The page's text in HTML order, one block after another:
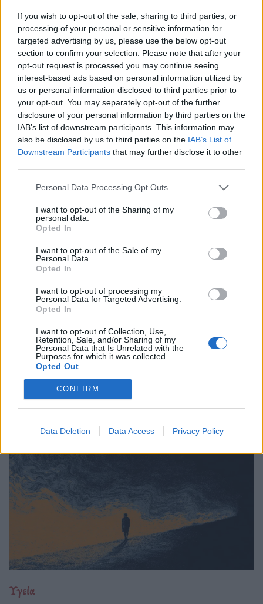
If you wish to opt-out of the sale, sharing to third parties, or
processing of your personal or sensitive information for
targeted advertising by us, please use the below opt-out
section to confirm your selection. Please note that after your
opt-out request is processed you may continue seeing
interest-based ads based on personal information utilized by
us or personal information disclosed to third parties prior to
your opt-out. You may separately opt-out of the further
disclosure of your personal information by third parties on the
IAB’s list of downstream participants. This information may
also be disclosed by us to third parties on the IAB’s List of
Downstream Participants that may further disclose it to other
Personal Data Processing Opt Outs
I want to opt-out of the Sharing of my
personal data.
Opted In
I want to opt-out of the Sale of my
Personal Data.
Opted In
I want to opt-out of processing my
Personal Data for Targeted Advertising.
Opted In
I want to opt-out of Collection, Use,
Retention, Sale, and/or Sharing of my
Personal Data that Is Unrelated with the
Purposes for which it was collected.
Opted Out
CONFIRM
Data Deletion Data Access Privacy Policy
επιβίωσης
21.04.26
Ξεχάστε το θερμόμετρο και το «πιες νεράκι». Η νέα ζέστη
μετριέται στο πόσο γρήγορα λυγίζει το σώμα, ενώ οι πόλεις
συνεχίζουν να λειτουργούν σαν να βρισκόμαστε ακόμη στο
1994 και περιμένουμε αεράκι.
Κάταγμα κόπωσης: O αθόρυβος
τραυματισμός που σε σταματά πριν το
καταλάβεις
11.04.26
Δεν έρχεται με θόρυβο, αλλά με επιμονή· το κάταγμα
κόπωσης είναι το μήνυμα του σώματος όταν η
Υγεία